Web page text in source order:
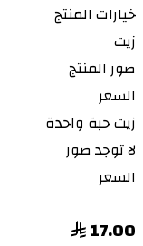
خيارات المنتج
زيت
صور المنتج
السعر
زيتحبة واحدة
لا توجد صور
السعر
17.00